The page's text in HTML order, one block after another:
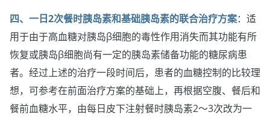
四、一日2次餐时胰岛素和基础胰岛素的联合治疗方案：适
用于由于高血糖对胰岛β细胞的毒性作用消失而其功能有所
恢复或胰岛β细胞尚有一定的胰岛素储备功能的糖尿病患
者。经过上述的治疗一段时间后，患者的血糖控制的比较理
想，可参考在前面治疗方案的基础上，再根据空腹、餐后和
餐前血糖水平，由每日皮下注射餐时胰岛素2～3次改为一